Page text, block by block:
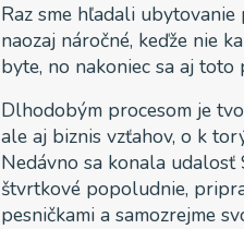
Raz sme hľadali
naozaj náročné, keďže nie
byte, no nakoniec sa aj toto
Dlhodobým procesom je
ale aj biznis vzťahov, o k
Nedávno sa konala udalosť
štvrtkové popoludnie,
pesničkami a samozrejme